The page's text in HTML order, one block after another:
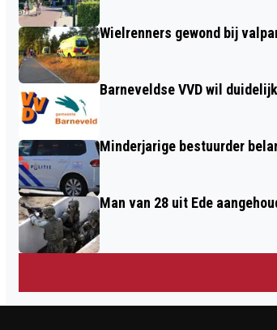
MUSEUM
Wielrenners gewond bij
Barneveldse VVD wil
Minderjarige bestuurder
Man van 28 uit Ede